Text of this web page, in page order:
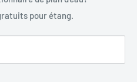
pour étang.